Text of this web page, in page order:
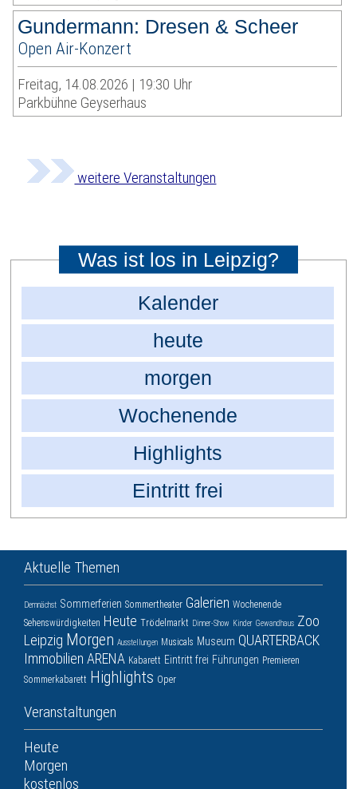
Gundermann: Dresen & Scheer
Open Air-Konzert
Freitag, 14.08.2026 | 19:30 Uhr
Parkbühne Geyserhaus
weitere Veranstaltungen
Was ist los in Leipzig?
Kalender
heute
morgen
Wochenende
Highlights
Eintritt frei
Aktuelle Themen
Demnächst Sommerferien Sommertheater Galerien Wochenende
Sehenswürdigkeiten Heute Trödelmarkt Dinner-Show Kinder Gewandhaus Zoo
Leipzig Morgen Ausstellungen Musicals Museum QUARTERBACK
Immobilien ARENA Kabarett Eintritt frei Führungen Premieren
Sommerkabarett Highlights Oper
Veranstaltungen
Heute
Morgen
kostenlos